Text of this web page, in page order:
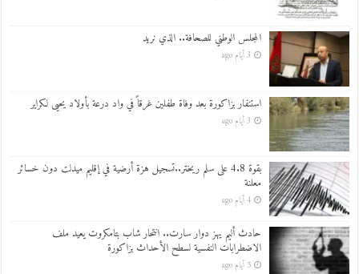
المجلس الوطني للصحافة.. الذي نريد
3 أيام ago
استنفار بزاكورة بعد وفاة طفلين غرقاً في واد درعة بأولاد يحيى لكراير
3 أيام ago
بقوة 4.8 على سلم ريختر..تسجيل هزة أرضية في إقليم ميدلت دون خسائر
معلنة
4 أيام ago
حادث أليم يهز دوار سارت.. انتحار شاب بتامكروت يعيد ملف
الاضطرابات النفسية لسطح الأحداث بزاكورة
5 أيام ago